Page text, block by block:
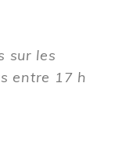
sur les
entre 17 h